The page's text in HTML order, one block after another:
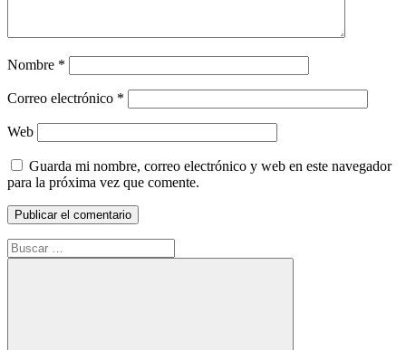
Nombre *
Correo electrónico *
Web
Guarda mi nombre, correo electrónico y web en este navegador
para la próxima vez que comente.
Buscar: